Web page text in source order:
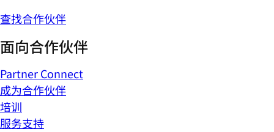
查找合作伙伴
面向合作伙伴
Partner Connect
成为合作伙伴
培训
服务支持